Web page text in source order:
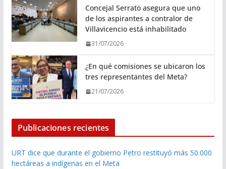
Concejal Serrato asegura que uno
de los aspirantes a contralor de
Villavicencio está inhabilitado
31/07/2026
¿En qué comisiones se ubicaron los
tres representantes del Meta?
21/07/2026
Publicaciones recientes
URT dice que durante el gobierno Petro restituyó más 50.000
hectáreas a indígenas en el Meta